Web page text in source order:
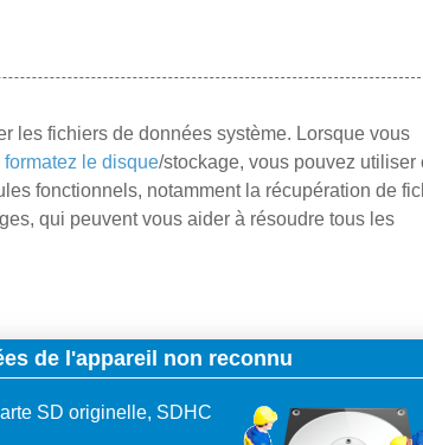
les fichiers de données système. Lorsque vous
formatez le disque/stockage, vous pouvez utiliser
fonctionnels, notamment la récupération de
qui peuvent vous aider à résoudre tous les
de l'appareil non reconnu
SD originelle, SDHC